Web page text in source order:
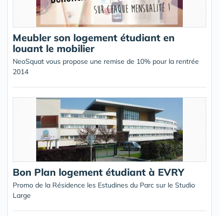
Meubler son logement étudiant en
louant le mobilier
NeoSquat vous propose une remise de 10% pour la rentrée
2014
Bon Plan logement étudiant à EVRY
Promo de la Résidence les Estudines du Parc sur le Studio
Large